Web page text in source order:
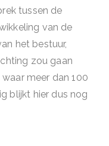
tussen de
van de
het bestuur,
zou gaan
meer dan 100
blijkt hier dus nog